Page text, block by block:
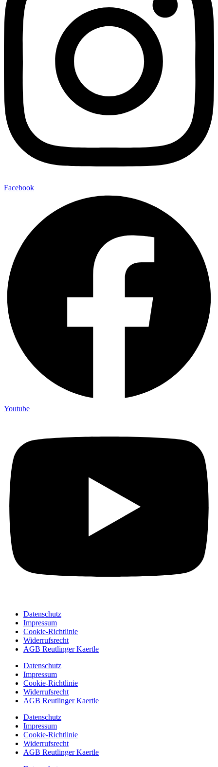
Facebook
Youtube
Datenschutz
Impressum
Cookie-Richtlinie
Widerrufsrecht
AGB Reutlinger Kaertle
Datenschutz
Impressum
Cookie-Richtlinie
Widerrufsrecht
AGB Reutlinger Kaertle
Datenschutz
Impressum
Cookie-Richtlinie
Widerrufsrecht
AGB Reutlinger Kaertle